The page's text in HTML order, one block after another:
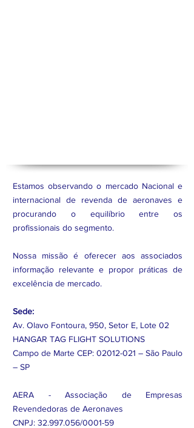
Estamos observando o mercado Nacional e
internacional de revenda de aeronaves e
procurando o equilíbrio entre os
profissionais do segmento.
Nossa missão é oferecer aos associados
informação relevante e propor práticas de
excelência de mercado.
Sede:
Av. Olavo Fontoura, 950, Setor E, Lote 02
HANGAR TAG FLIGHT SOLUTIONS
Campo de Marte CEP: 02012-021 – São Paulo
– SP
AERA - Associação de Empresas
Revendedoras de Aeronaves
CNPJ: 32.997.056/0001-59